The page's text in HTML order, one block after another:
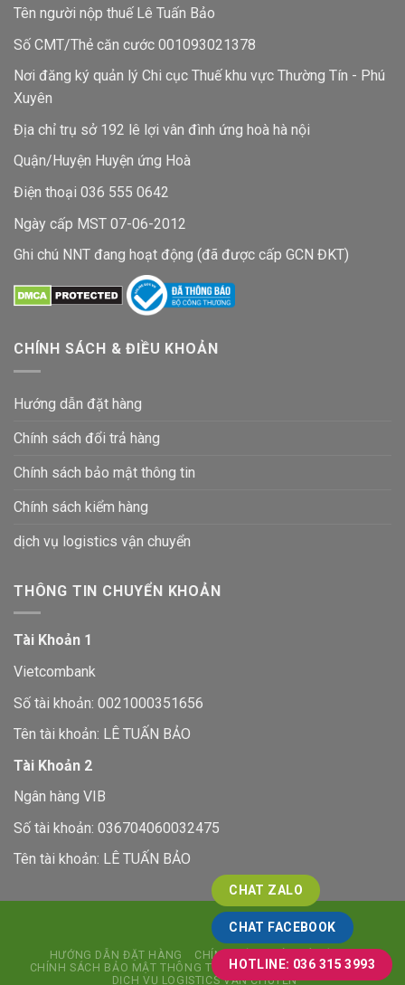
Tên người nộp thuế Lê Tuấn Bảo
Số CMT/Thẻ căn cước 001093021378
Nơi đăng ký quản lý Chi cục Thuế khu vực Thường Tín - Phú
Xuyên
Địa chỉ trụ sở 192 lê lợi vân đình ứng hoà hà nội
Quận/Huyện Huyện ứng Hoà
Điện thoại 036 555 0642
Ngày cấp MST 07-06-2012
Ghi chú NNT đang hoạt động (đã được cấp GCN ĐKT)
CHÍNH SÁCH & ĐIỀU KHOẢN
Hướng dẫn đặt hàng
Chính sách đổi trả hàng
Chính sách bảo mật thông tin
Chính sách kiểm hàng
dịch vụ logistics vận chuyển
THÔNG TIN CHUYỂN KHOẢN
Tài Khoản 1
Vietcombank
Số tài khoản: 0021000351656
Tên tài khoản: LÊ TUẤN BẢO
Tài Khoản 2
Ngân hàng VIB
Số tài khoản: 036704060032475
Tên tài khoản: LÊ TUẤN BẢO
CHAT ZALO
CHAT FACEBOOK
HOTLINE: 036 315 3993
HƯỚNG DẪN ĐẶT HÀNG
CHÍNH SÁCH ĐỔI TRẢ HÀNG
CHÍNH SÁCH BẢO MẬT THÔNG TIN
CHÍNH SÁCH KIỂM HÀNG
DỊCH VỤ LOGISTICS VẬN CHUYỂN